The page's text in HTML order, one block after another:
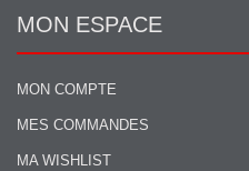
MON ESPACE
MON COMPTE
MES COMMANDES
MA WISHLIST